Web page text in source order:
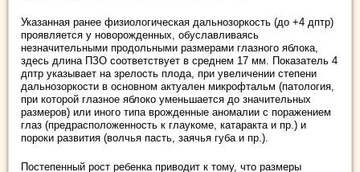
Указанная ранее физиологическая дальнозоркость (до +4 дптр)
проявляется у новорожденных, обуславливаясь
незначительными продольными размерами глазного яблока,
здесь длина ПЗО соответствует в среднем 17 мм. Показатель 4
дптр указывает на зрелость плода, при увеличении степени
дальнозоркости в основном актуален микрофтальм (патология,
при которой глазное яблоко уменьшается до значительных
размеров) или иного типа врожденные аномалии с поражением
глаз (предрасположенность к глаукоме, катаракта и пр.) и
пороки развития (волчья пасть, заячья губа и пр.).
Постепенный рост ребенка приводит к тому, что размеры